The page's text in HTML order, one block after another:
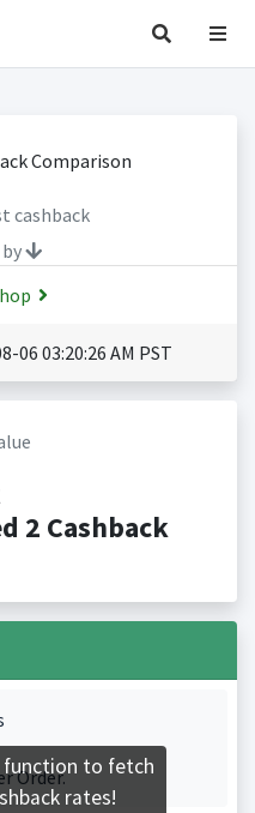
cashback
06 03:20:26 AM PST
2 Cashback
Order.
function to fetch
rates!